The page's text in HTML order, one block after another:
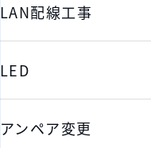
LAN配線工事
LED
アンペア変更